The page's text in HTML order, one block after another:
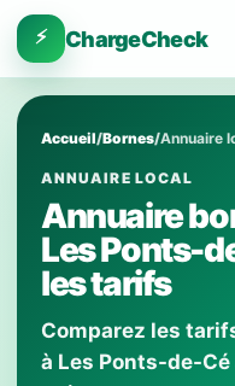
⚡ ChargeCheck
Accueil/Bornes/Annuaire
ANNUAIRE LOCAL
Annuaire
Les Ponts-
les tarifs
Comparez les
à Les Ponts-de-